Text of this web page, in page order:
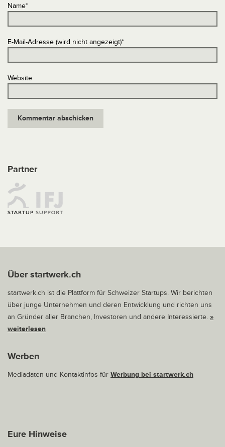
Name*
E-Mail-Adresse (wird nicht angezeigt)*
Website
Partner
Über startwerk.ch
startwerk.ch ist die Plattform für Schweizer Startups. Wir berichten
über junge Unternehmen und deren Entwicklung und richten uns
an Gründer aller Branchen, Investoren und andere Interessierte. »
weiterlesen
Werben
Mediadaten und Kontaktinfos für Werbung bei startwerk.ch
Eure Hinweise